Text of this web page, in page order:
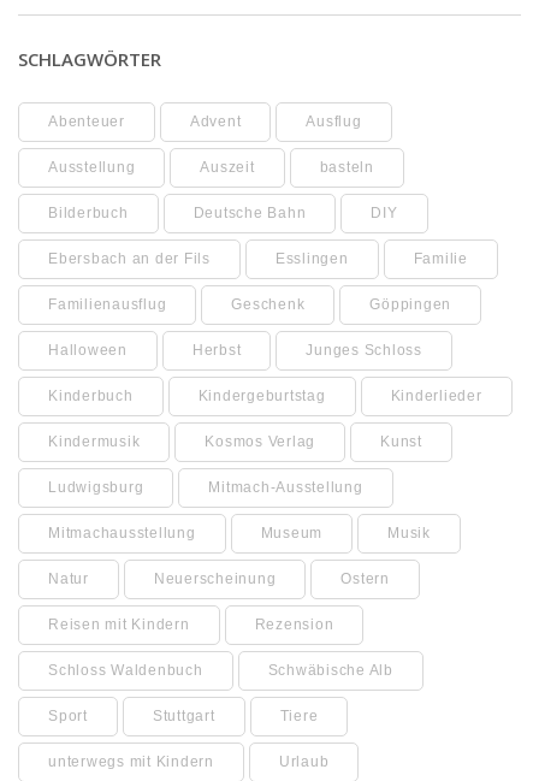
SCHLAGWÖRTER
Abenteuer Advent Ausflug
Ausstellung Auszeit basteln
Bilderbuch Deutsche Bahn DIY
Ebersbach an der Fils Esslingen Familie
Familienausflug Geschenk Göppingen
Halloween Herbst Junges Schloss
Kinderbuch Kindergeburtstag Kinderlieder
Kindermusik Kosmos Verlag Kunst
Ludwigsburg Mitmach-Ausstellung
Mitmachausstellung Museum Musik
Natur Neuerscheinung Ostern
Reisen mit Kindern Rezension
Schloss Waldenbuch Schwäbische Alb
Sport Stuttgart Tiere
unterwegs mit Kindern Urlaub